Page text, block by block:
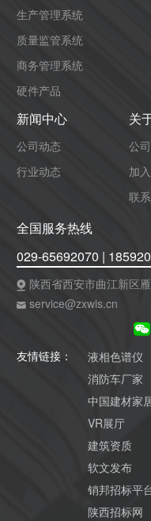
生产管理系统
质量监管系统
商务管理系统
硬件产品
新闻中心
公司动态
行业动态
关
公
加
联
全国服务热线
029-65692070 |
陕西省西安市曲江新区
service@zxwis.cn
友情链接： 液相色谱仪
消防车厂家
中国建材家
VR展厅
建筑资质
软文发布
销邦招标平
陕西招标网